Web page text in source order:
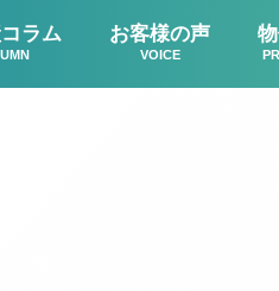
ラム お客様の声
VOICE